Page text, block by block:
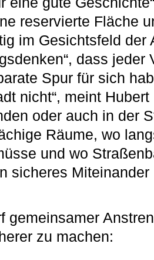
reservierte Fläche
im Gesichtsfeld der
dass jeder
Spur für sich
nicht“, meint
oder auch in der
Räume, wo
und wo
sicheres
gemeinsamer
zu machen: